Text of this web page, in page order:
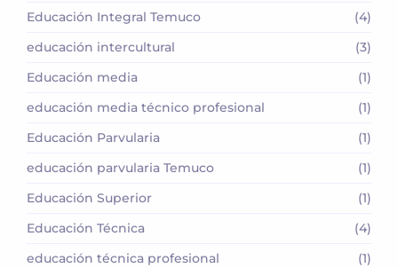
Educación Integral Temuco
(4)
educación intercultural
(3)
Educación media
(1)
educación media técnico profesional
(1)
Educación Parvularia
(1)
educación parvularia Temuco
(1)
Educación Superior
(1)
Educación Técnica
(4)
educación técnica profesional
(1)